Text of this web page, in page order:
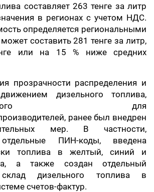
составляет 263 тенге за литр
в регионах с учетом НДС.
определяется региональными
составить 281 тенге за литр,
или на 15 % ниже средних
прозрачности распределения и
дизельного топлива,
для
ранее был внедрен
мер. В частности,
ПИН-коды, введена
топлива в желтый, синий и
а также создан отдельный
склад дизельного топлива в
счетов-фактур.